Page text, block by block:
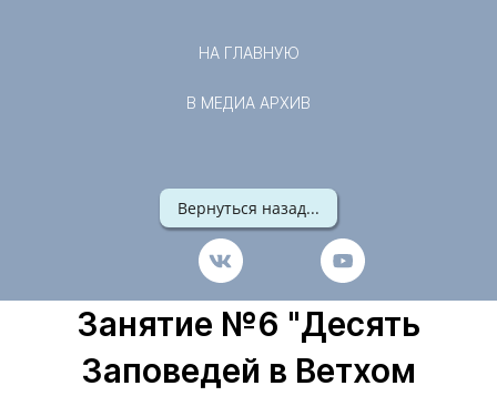
НА ГЛАВНУЮ
В МЕДИА АРХИВ
Вернуться назад...
Занятие №6 "Десять
Заповедей в Ветхом